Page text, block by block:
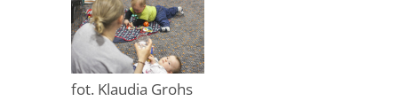
fot. Klaudia Grohs